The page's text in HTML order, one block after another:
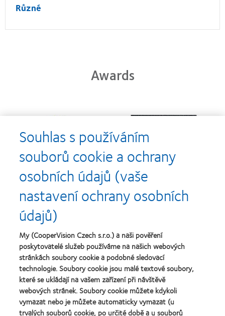
Různé
Awards
Learn
more
about
Cena
Silmo
d’Or
za
nejlepší
výrobek
pro
čočky
MyDay™
(2013)
Learn
about
Kontaktní
čočky
roku
(2013)
Learn
more
about
Nejlepší
společnosti
pro
vedoucí
pracovníky
roku
2012
a
2010
(2012)
Learn
more
about
závod
roku
2011
(2011)
Learn
more
about
Cena
Wealth
of
health
2011
(2011)
Learn
more
about
Cena
ODMA
2011
(2011)
Learn
more
Souhlas s používáním
souborů cookie a ochrany
osobních údajů (vaše
nastavení ochrany osobních
údajů)
My (CooperVision Czech s.r.o.) a naši pověření
poskytovatelé služeb používáme na našich webových
stránkách soubory cookie a podobné sledovací
technologie. Soubory cookie jsou malé textové soubory,
které se ukládají na vašem zařízení při návštěvě
webových stránek. Soubory cookie můžete kdykoli
vymazat nebo je můžete automaticky vymazat (u
trvalých souborů cookie, po určité době a u souborů